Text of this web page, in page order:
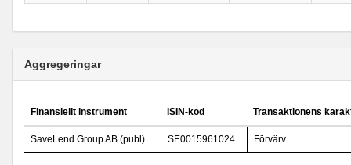
Aggregeringar
Finansiellt instrument ISIN-kod Transaktionens
SaveLend Group AB (publ) SE0015961024 Förvärv